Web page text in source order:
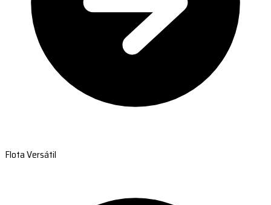
Flota Versátil